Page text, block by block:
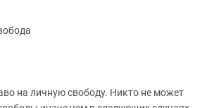
на личную свободу. Никто не может